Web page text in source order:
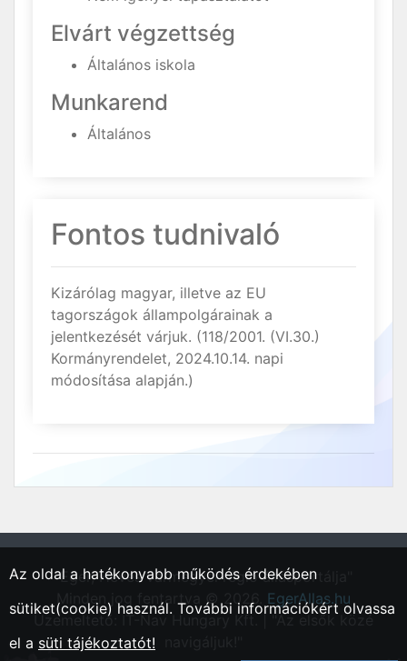
Elvárt végzettség
Általános iskola
Munkarend
Általános
Fontos tudnivaló
Kizárólag magyar, illetve az EU
tagországok állampolgárainak a
jelentkezését várjuk. (118/2001. (VI.30.)
Kormányrendelet, 2024.10.14. napi
módosítása alapján.)
"Eger, Heves vármegyei régió állásportálja"
Minden jog fentartva © 2026. EgerAllas.hu
Üzemeltető: IT-Nav Hungary Kft. | "Az elsők közé
Az oldal a hatékonyabb működés érdekében
sütiket(cookie) használ. További információkért olvassa
el a süti tájékoztatót!